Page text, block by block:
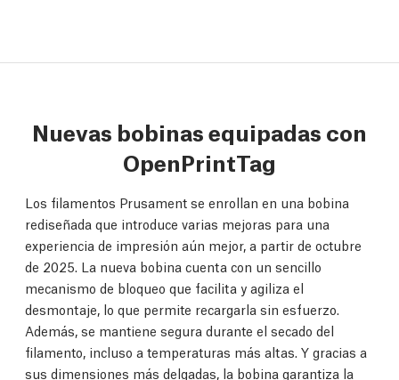
Nuevas bobinas equipadas con
OpenPrintTag
Los filamentos Prusament se enrollan en una bobina
rediseñada que introduce varias mejoras para una
experiencia de impresión aún mejor, a partir de octubre
de 2025. La nueva bobina cuenta con un sencillo
mecanismo de bloqueo que facilita y agiliza el
desmontaje, lo que permite recargarla sin esfuerzo.
Además, se mantiene segura durante el secado del
filamento, incluso a temperaturas más altas. Y gracias a
sus dimensiones más delgadas, la bobina garantiza la